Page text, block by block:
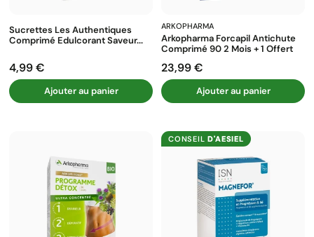
Sucrettes Les Authentiques
Comprimé Edulcorant Saveur...
Prix
4,99 €
Ajouter au panier
ARKOPHARMA
Arkopharma Forcapil Antichute
Comprimé 90 2 Mois + 1 Offert
Prix
23,99 €
Ajouter au panier
CONSEILD'AESIEL